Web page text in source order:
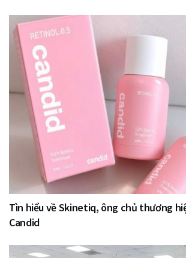
Tìn hiểu về Skinetiq, ông chủ thương
Candid